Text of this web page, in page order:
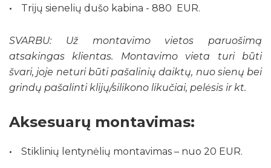
Trijų sienelių dušo kabina - 880 EUR.
SVARBU: Už montavimo vietos paruošimą
atsakingas klientas. Montavimo vieta turi būti
švari, joje neturi būti pašalinių daiktų, nuo sienų bei
grindų pašalinti klijų/silikono likučiai, pelėsis ir kt.
Aksesuarų montavimas:
Stiklinių lentynėlių montavimas – nuo 20 EUR.